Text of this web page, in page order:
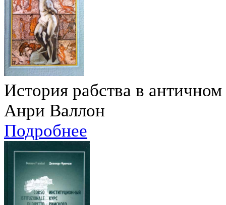
История рабства в
Анри Валлон
Подробнее